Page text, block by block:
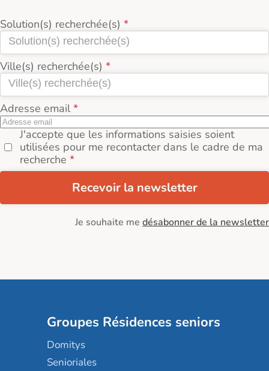
Solution(s) recherchée(s)
Ville(s) recherchée(s)
Adresse email
J'accepte que les informations saisies soient
utilisées pour me recontacter dans le cadre de ma
recherche
Recevoir la newsletter
Je souhaite me désabonner de la newsletter
Groupes Résidences seniors
Domitys
Senioriales